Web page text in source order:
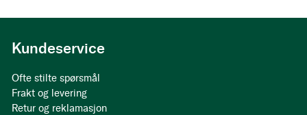
Kundeservice
Ofte stilte spørsmål
Frakt og levering
Retur og reklamasjon